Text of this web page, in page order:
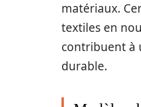
matériaux.
textiles en
contribuent à
durable.